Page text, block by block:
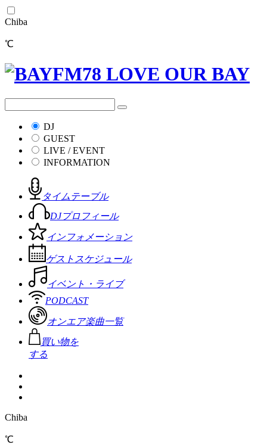
Chiba
℃
DJ
GUEST
LIVE / EVENT
INFORMATION
タイムテーブル
DJプロフィール
インフォメーション
ゲストスケジュール
イベント・ライブ
PODCAST
オンエア楽曲一覧
買い物を
する
Chiba
℃